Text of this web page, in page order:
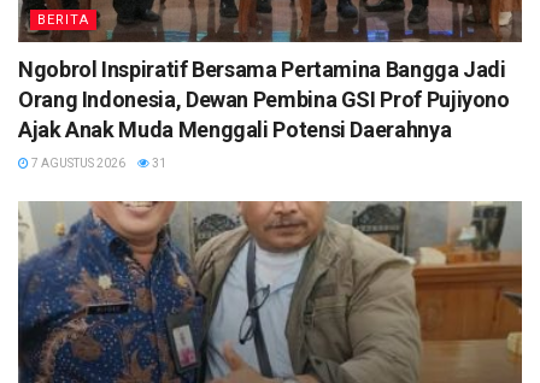
BERITA
Ngobrol Inspiratif Bersama Pertamina Bangga Jadi
Orang Indonesia, Dewan Pembina GSI Prof Pujiyono
Ajak Anak Muda Menggali Potensi Daerahnya
7 AGUSTUS 2026 31